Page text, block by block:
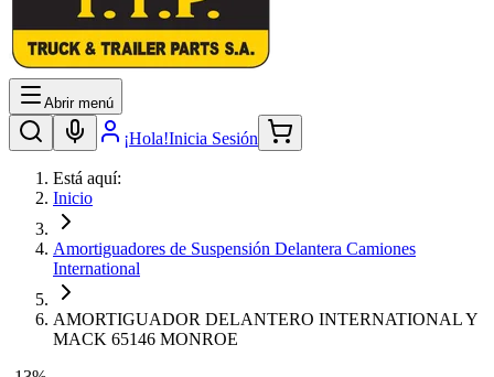
Abrir menú
¡Hola!Inicia Sesión
Está aquí:
Inicio
Amortiguadores de Suspensión Delantera Camiones
International
AMORTIGUADOR DELANTERO INTERNATIONAL Y
MACK 65146 MONROE